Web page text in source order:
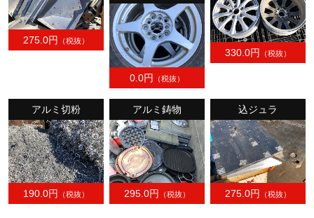
275.0円 （税抜）
0.0円 （税抜）
330.0円 （税抜）
アルミ切粉
190.0円 （税抜）
アルミ鋳物
295.0円 （税抜）
込ジュラ
275.0円 （税抜）